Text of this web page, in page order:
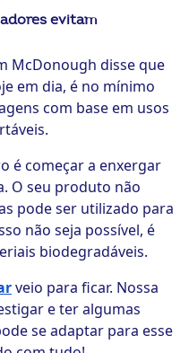
evitam
McDonough disse que
em dia, é no mínimo
com base em usos
é começar a enxergar
O seu produto não
pode ser utilizado para
não seja possível, é
biodegradáveis.
veio para ficar. Nossa
e ter algumas
se adaptar para esse